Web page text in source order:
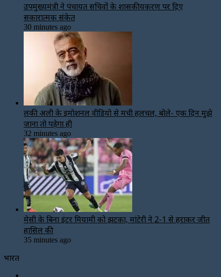
उपमुख्यमंत्री ने पंचायत सचिवों के शासकीयकरण पर दिए
सकारात्मक संकेत
30 minutes ago
लकी अली के इमोशनल वीडियो से मची हलचल, बोले- एक दिन मुझे
जाना तो पड़ेगा ही
32 minutes ago
मेसी के बिना इंटर मियामी को झटका, मांटेरी ने 2-1 से हराकर जीत
हासिल की
35 minutes ago
भारत